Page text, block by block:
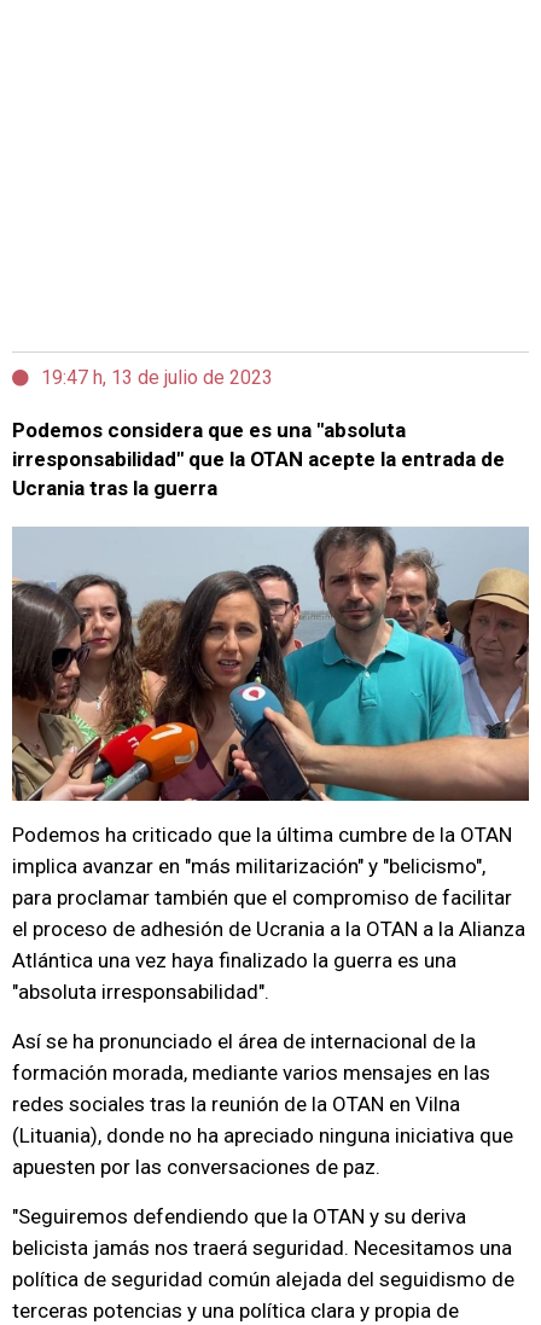
19:47 h, 13 de julio de 2023
Podemos considera que es una "absoluta
irresponsabilidad" que la OTAN acepte la entrada de
Ucrania tras la guerra
Podemos ha criticado que la última cumbre de la OTAN
implica avanzar en "más militarización" y "belicismo",
para proclamar también que el compromiso de facilitar
el proceso de adhesión de Ucrania a la OTAN a la Alianza
Atlántica una vez haya finalizado la guerra es una
"absoluta irresponsabilidad".
Así se ha pronunciado el área de internacional de la
formación morada, mediante varios mensajes en las
redes sociales tras la reunión de la OTAN en Vilna
(Lituania), donde no ha apreciado ninguna iniciativa que
apuesten por las conversaciones de paz.
"Seguiremos defendiendo que la OTAN y su deriva
belicista jamás nos traerá seguridad. Necesitamos una
política de seguridad común alejada del seguidismo de
terceras potencias y una política clara y propia de